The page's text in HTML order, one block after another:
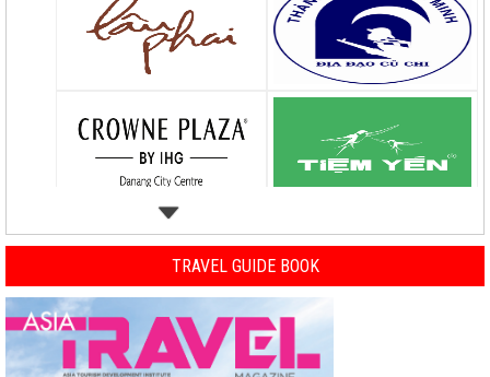
TRAVEL GUIDE BOOK
Previous